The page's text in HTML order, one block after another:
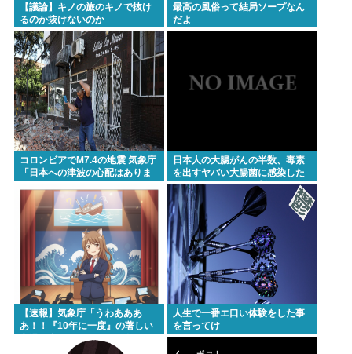
【議論】キノの旅のキノで抜け
るのか抜けないのか
最高の風俗って結局ソープなん
だよ
コロンビアでM7.4の地震 気象庁
「日本への津波の心配はありま
日本人の大腸がんの半数、毒素
を出すヤバい大腸菌に感染した
ことによるものだと判明！おま
えらの腸にもいるかも
【速報】気象庁「うわあああ
あ！！『10年に一度』の著しい
高温が来るぞ！！ヤバい今回は
ヤバい！！」
人生で一番エ口い体験をした事
を言ってけ